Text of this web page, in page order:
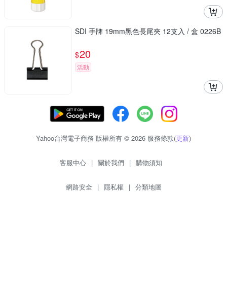
SDI 手牌 19mm黑色長尾夾 12支入 / 盒 0226B
$20
活動
Yahoo台灣電子商務 版權所有 © 2026 服務條款(更新)
客服中心 | 關於我們 | 購物須知
網路安全 | 隱私權 | 分類地圖